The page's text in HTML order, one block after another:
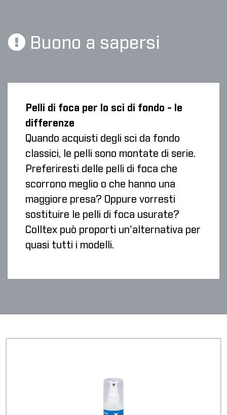
Buono a sapersi
Pelli di foca per lo sci di fondo - le
differenze
Quando acquisti degli sci da fondo
classici, le pelli sono montate di serie.
Preferiresti delle pelli di foca che
scorrono meglio o che hanno una
maggiore presa? Oppure vorresti
sostituire le pelli di foca usurate?
Colltex può proporti un'alternativa per
quasi tutti i modelli.